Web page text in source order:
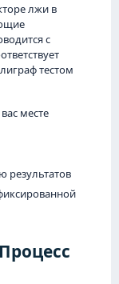
лжи в
с
тестом
месте
результатов